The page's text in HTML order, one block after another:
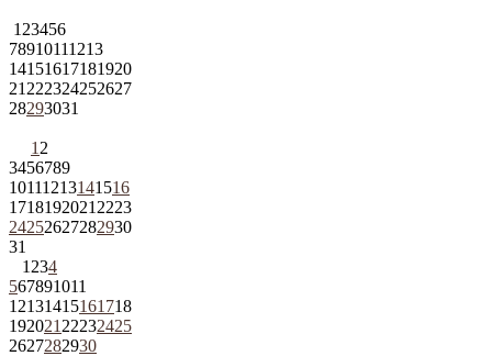
1 23456
78910111213
14151617181920
21 222324252627
28293031
1 2
3456789
10111213141516
1718192021 2223
24252627282930
31
1 234
567891011
12131415161718
192021 22232425
2627282930